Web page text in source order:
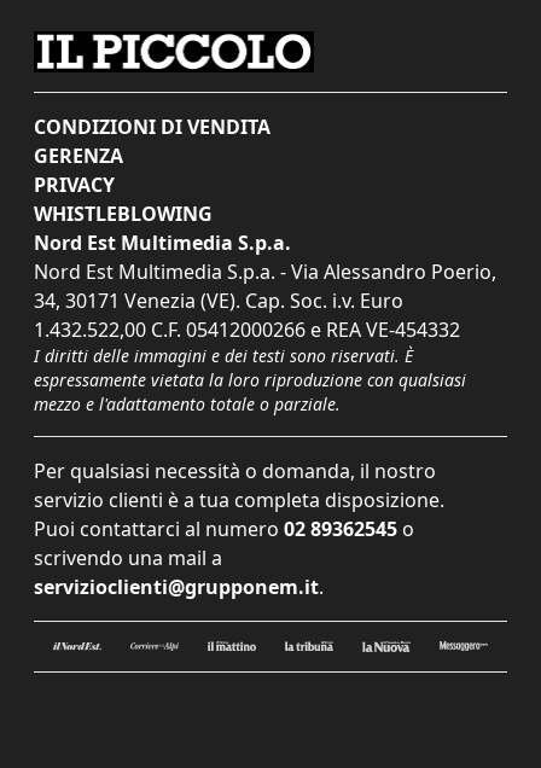
CONDIZIONI DI VENDITA
GERENZA
PRIVACY
WHISTLEBLOWING
Nord Est Multimedia S.p.a.
Nord Est Multimedia S.p.a. - Via Alessandro Poerio,
34, 30171 Venezia (VE). Cap. Soc. i.v. Euro
1.432.522,00 C.F. 05412000266 e REA VE-454332
I diritti delle immagini e dei testi sono riservati. È
espressamente vietata la loro riproduzione con qualsiasi
mezzo e l'adattamento totale o parziale.
Per qualsiasi necessità o domanda, il nostro
servizio clienti è a tua completa disposizione.
Puoi contattarci al numero 02 89362545 o
scrivendo una mail a
servizioclienti@grupponem.it.